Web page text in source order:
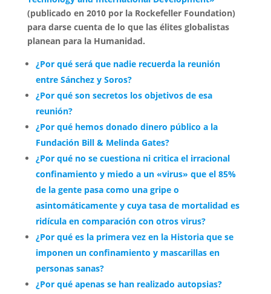
(publicado en 2010 por la Rockefeller Foundation)
para darse cuenta de lo que las élites globalistas
planean para la Humanidad.
¿Por qué será que nadie recuerda la reunión
entre Sánchez y Soros?
¿Por qué son secretos los objetivos de esa
reunión?
¿Por qué hemos donado dinero público a la
Fundación Bill & Melinda Gates?
¿Por qué no se cuestiona ni critica el irracional
confinamiento y miedo a un «virus» que el 85%
de la gente pasa como una gripe o
asintomáticamente y cuya tasa de mortalidad es
ridícula en comparación con otros virus?
¿Por qué es la primera vez en la Historia que se
imponen un confinamiento y mascarillas en
personas sanas?
¿Por qué apenas se han realizado autopsias?